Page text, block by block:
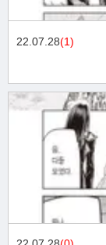
22.07.28(1)